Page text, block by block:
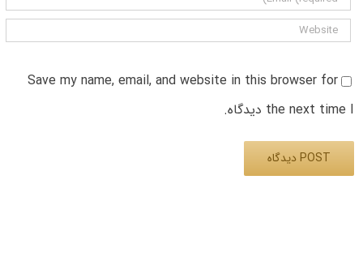
Save my name, email, and website in this browser for
the next time I دیدگاه.